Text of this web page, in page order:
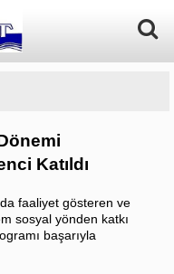
Katıldı
faaliyet gösteren ve
sosyal yönden katkı
başarıyla